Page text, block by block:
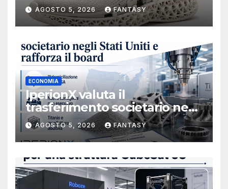
AGOSTO 5, 2026 FANTASY
ECONOMIA
IperionX valuta il
trasferimento societario negli
Stati Uniti e rafforza il board,
ha nominato Michael J.
Loparco amministratore
indipendente non esecutivo
AGOSTO 5, 2026 FANTASY